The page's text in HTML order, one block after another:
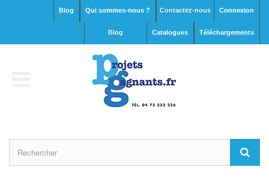
Connexion
Contactez-nous
Qui sommes-nous ?
Blog
Téléchargements
Catalogues
blog